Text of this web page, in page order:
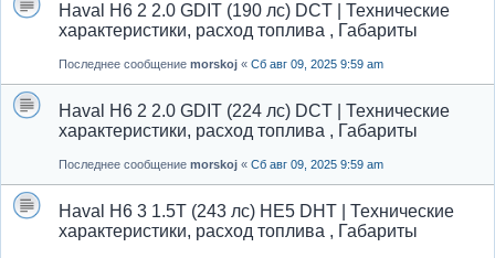
Haval H6 2 2.0 GDIT (190 лс) DCT | Технические
характеристики, расход топлива , Габариты
Последнее сообщение morskoj « Сб авг 09, 2025 9:59 am
Haval H6 2 2.0 GDIT (224 лс) DCT | Технические
характеристики, расход топлива , Габариты
Последнее сообщение morskoj « Сб авг 09, 2025 9:59 am
Haval H6 3 1.5T (243 лс) HE5 DHT | Технические
характеристики, расход топлива , Габариты